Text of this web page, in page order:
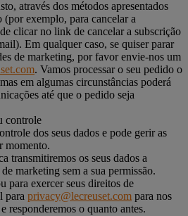
através dos métodos apresentados
exemplo, para cancelar a
clicar no link de cancelar a subscrição
Em qualquer caso, se quiser parar
de marketing, por favor envie-nos um
. Vamos processar o seu pedido o
em algumas circunstâncias poderá
até que o pedido seja
controle
dos seus dados e pode gerir as
momento.
transmitiremos os seus dados a
marketing sem a sua permissão.
para exercer seus direitos de
para privacy@lecreuset.com para nos
responderemos o quanto antes.